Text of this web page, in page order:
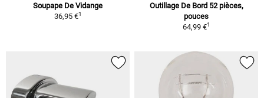
Soupape De Vidange
36,95 €1
Outillage De Bord 52 pièces,
pouces
64,99 €1